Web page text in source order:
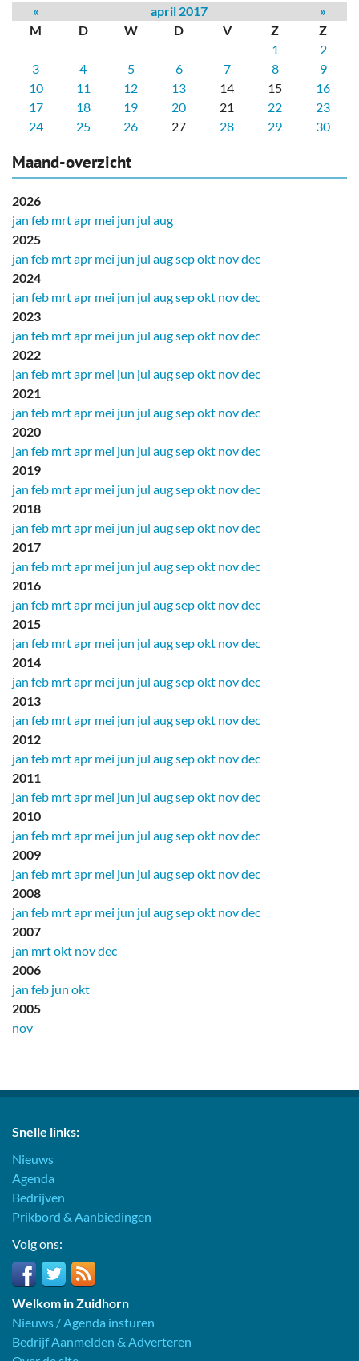
« april 2017
»
M
D W D V Z
Z
1
2
3
4 5 6 7 8
9
10
11 12 13 14 15
16
17
18 19 20 21 22
23
24
25 26 27 28 29 30
Maand-overzicht
2026
jan feb mrtapr mei jun jul aug
2025
jan feb mrtapr mei jun jul augsepokt novdec
2024
jan feb mrtapr mei jun jul augsepokt novdec
2023
jan feb mrtapr mei jun jul augsepokt novdec
2022
jan feb mrtapr mei jun jul augsepokt novdec
2021
jan feb mrtapr mei jun jul augsepokt novdec
2020
jan feb mrtapr mei jun jul augsepokt novdec
2019
jan feb mrtapr mei jun jul augsepokt novdec
2018
jan feb mrtapr mei jun jul augsepokt novdec
2017
jan feb mrtapr mei jun jul augsepokt novdec
2016
jan feb mrtapr mei jun jul augsepokt novdec
2015
jan feb mrtapr mei jun jul augsepokt novdec
2014
jan feb mrtapr mei jun jul augsepokt novdec
2013
jan feb mrtapr mei jun jul augsepokt novdec
2012
jan feb mrtapr mei jun jul augsepokt novdec
2011
jan feb mrtapr mei jun jul augsepokt novdec
2010
jan feb mrtapr mei jun jul augsepokt novdec
2009
jan feb mrtapr mei jun jul augsepokt novdec
2008
jan feb mrtapr mei jun jul augsepokt novdec
2007
jan mrtokt novdec
2006
jan feb jun okt
2005
nov
Snelle links:
Nieuws
Agenda
Bedrijven
Prikbord & Aanbiedingen
Volg ons:
Welkom in Zuidhorn
Nieuws / Agenda insturen
Bedrijf Aanmelden & Adverteren